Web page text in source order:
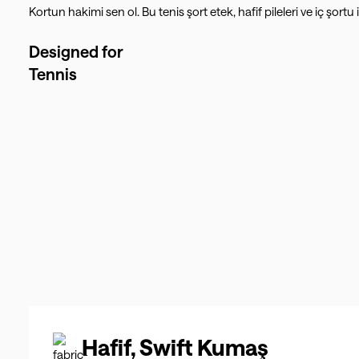
Kortun hakimi sen ol. Bu tenis şort etek, hafif pileleri ve iç
Designed for
Tennis
Hafif, Swift Kumaş